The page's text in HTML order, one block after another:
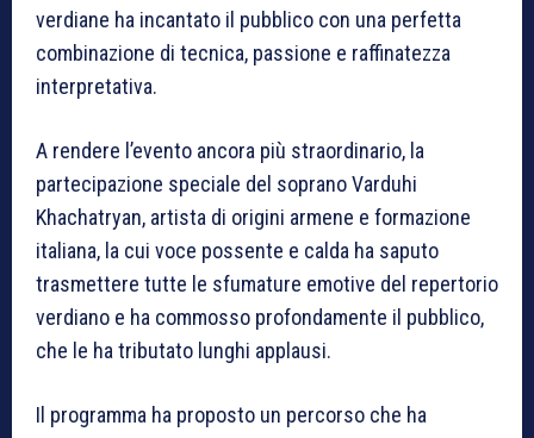
verdiane ha incantato il pubblico con una perfetta
combinazione di tecnica, passione e raffinatezza
interpretativa.
A rendere l’evento ancora più straordinario, la
partecipazione speciale del soprano Varduhi
Khachatryan, artista di origini armene e formazione
italiana, la cui voce possente e calda ha saputo
trasmettere tutte le sfumature emotive del repertorio
verdiano e ha commosso profondamente il pubblico,
che le ha tributato lunghi applausi.
Il programma ha proposto un percorso che ha